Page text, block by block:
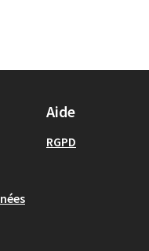
Aide
RGPD